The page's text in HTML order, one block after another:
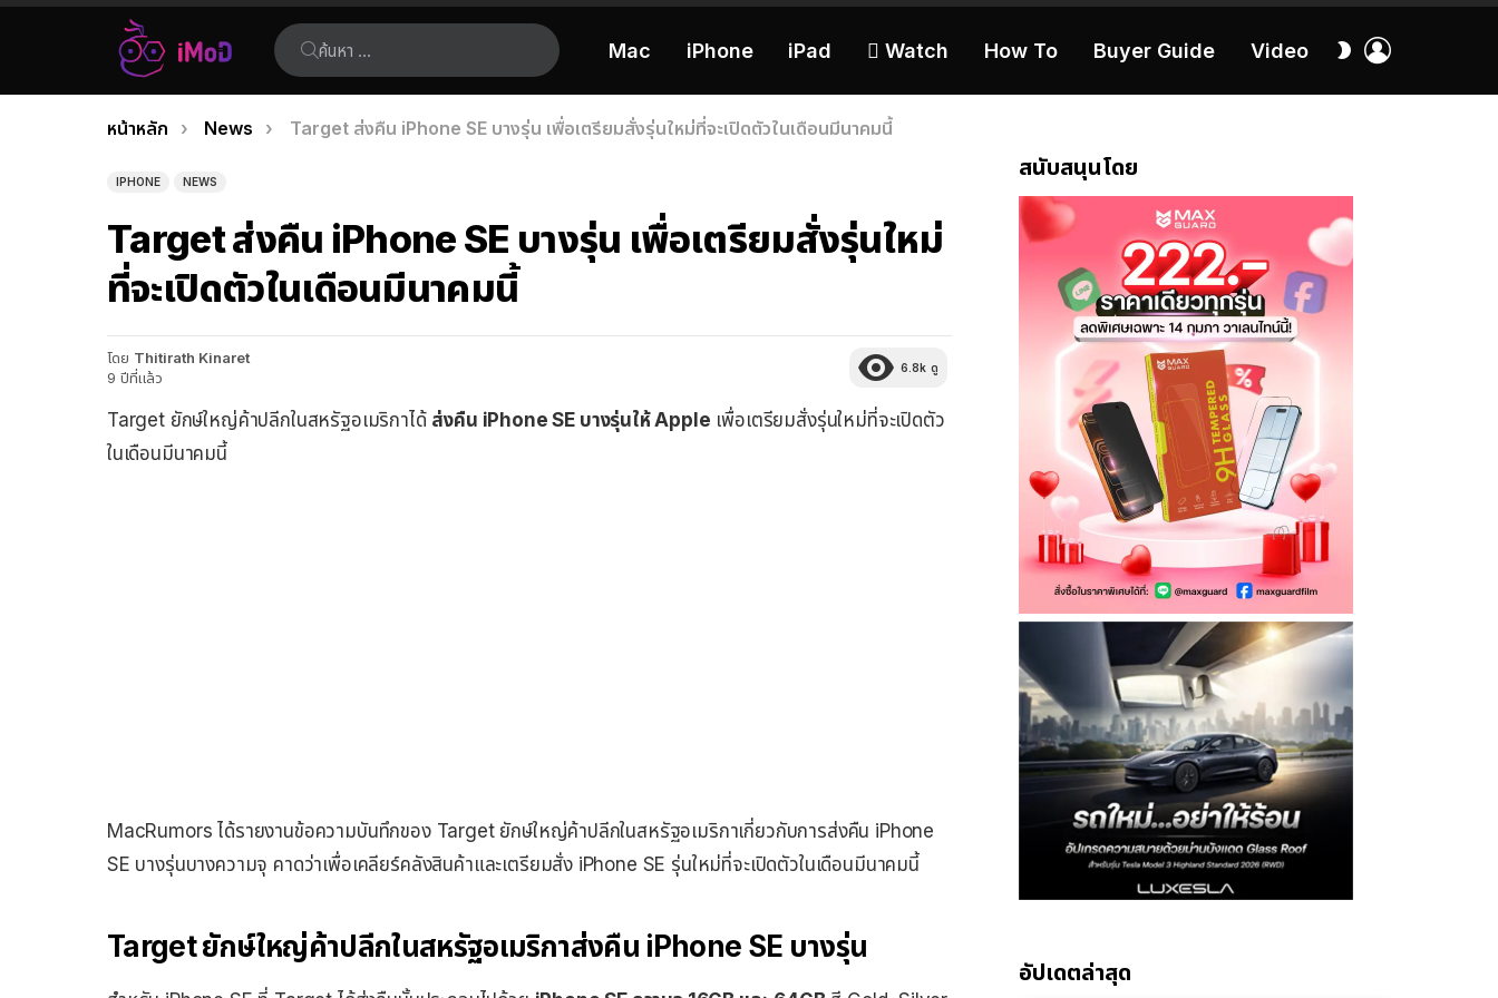
ค้นหา:
Mac iPhone iPad  Watch How To Buyer Guide Video
สลับ
เรื่อง
ล่าสุด
คุณอยู่ที่นี่:
หน้าหลัก News Target ส่งคืน iPhone SE บางรุ่น เพื่อเตรียมสั่งรุ่นใหม่ที่จะเปิดตัวในเดือนมีนาคมนี้
IPHONE NEWS
Target ส่งคืน iPhone SE บางรุ่น เพื่อเตรียมสั่งรุ่นใหม่
ที่จะเปิดตัวในเดือนมีนาคมนี้
โดย Thitirath Kinaret
9 ปีที่แล้ว
6.8k ดู
Target ยักษ์ใหญ่ค้าปลีกในสหรัฐอเมริกาได้ ส่งคืน iPhone SE บางรุ่นให้ Apple เพื่อเตรียมสั่งรุ่นใหม่ที่จะเปิดตัว
ในเดือนมีนาคมนี้
MacRumors ได้รายงานข้อความบันทึกของ Target ยักษ์ใหญ่ค้าปลีกในสหรัฐอเมริกาเกี่ยวกับการส่งคืน iPhone
SE บางรุ่นบางความจุ คาดว่าเพื่อเคลียร์คลังสินค้าและเตรียมสั่ง iPhone SE รุ่นใหม่ที่จะเปิดตัวในเดือนมีนาคมนี้
Target ยักษ์ใหญ่ค้าปลีกในสหรัฐอเมริกาส่งคืน iPhone SE บางรุ่น
สนับสนุนโดย
อัปเดตล่าสุด